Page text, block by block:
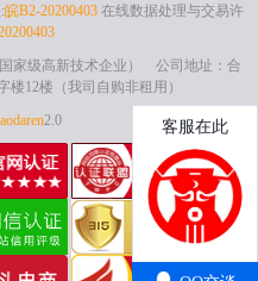
皖B2-20200403在线数据处理与交易许
家级高新技术企业） 公司地址：合
楼12楼（我司自购非租用）
2.0